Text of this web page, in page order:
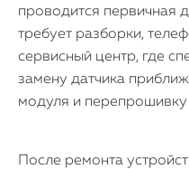
проводится первичная
требует разборки,
сервисный центр, где
замену датчика
модуля и перепрошивку
После ремонта